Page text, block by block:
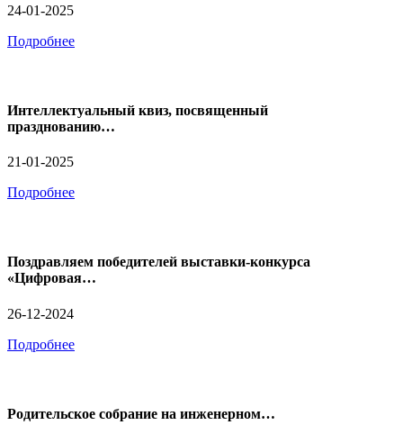
24-01-2025
Подробнее
Интеллектуальный квиз, посвященный
празднованию…
21-01-2025
Подробнее
Поздравляем победителей выставки-конкурса
«Цифровая…
26-12-2024
Подробнее
Родительское собрание на инженерном…